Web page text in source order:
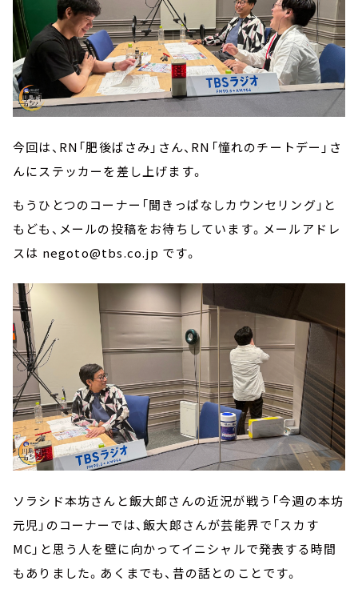
今回は、RN「肥後ばさみ」さん、RN「憧れのチートデー」さ
んにステッカーを差し上げます。
もうひとつのコーナー「聞きっぱなしカウンセリング」と
もども、メールの投稿をお待ちしています。メールアドレ
スは negoto@tbs.co.jp です。
ソラシド本坊さんと飯大郎さんの近況が戦う「今週の本坊
元児」のコーナーでは、飯大郎さんが芸能界で「スカす
MC」と思う人を壁に向かってイニシャルで発表する時間
もありました。あくまでも、昔の話とのことです。